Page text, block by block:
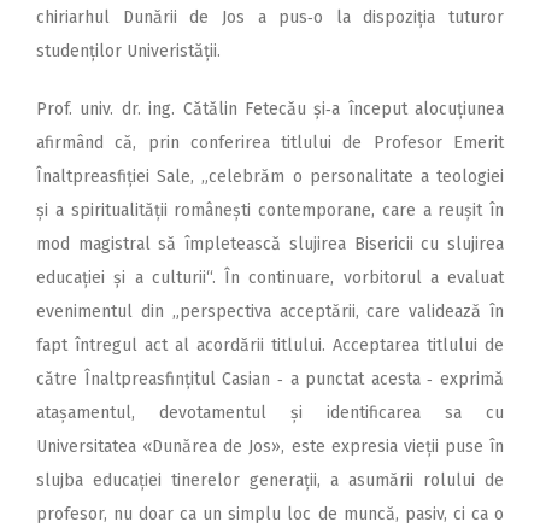
chiriarhul Dunării de Jos a pus‑o la dispoziția tuturor
studenților Univeristății.
Prof. univ. dr. ing. Cătălin Fe­tecău și‑a început alocuțiunea
afirmând că, prin conferirea titlului de Profesor Emerit
Înaltpreasfiției Sale, „celebrăm o personalitate a teologiei
și a spi­ritualității românești contemporane, care a reușit în
mod magistral să împletească slujirea Bisericii cu slujirea
educației și a culturii“. În continuare, vorbitorul a evaluat
evenimentul din „perspectiva acceptării, care validează în
fapt întregul act al acordării titlului. Acceptarea titlului de
către Înaltpreasfințitul Casian ‑ a punctat acesta ‑ exprimă
atașamentul, devotamentul și identificarea sa cu
Universitatea «Dunărea de Jos», este expresia vieții puse în
slujba educației tinerelor generații, a asumării rolului de
profesor, nu doar ca un simplu loc de muncă, pasiv, ci ca o